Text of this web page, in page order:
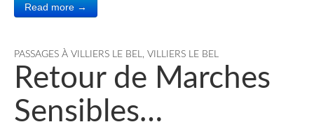
Read more →
PASSAGES À VILLIERS LE BEL VILLIERS LE BEL
Retour de Marches
Sensibles…